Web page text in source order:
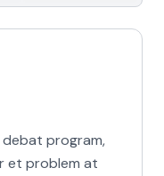
program,
et problem at